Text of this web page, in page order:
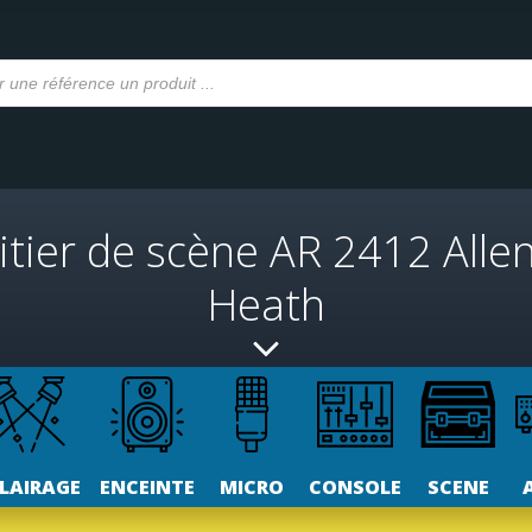
de scène AR 2412
Heath
ENCEINTE MICRO CONSOLE SCENE